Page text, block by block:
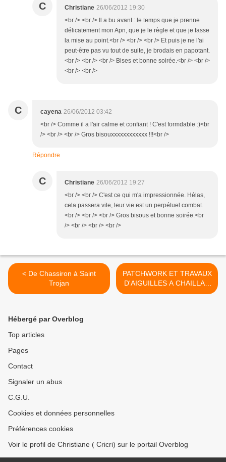
C Christiane 26/06/2012 19:30
<br /> <br /> Il a bu avant : le temps que je prenne
délicatement mon Apn, que je le règle et que je fasse
la mise au point.<br /> <br /> <br /> Et puis je ne l'ai
peut-être pas vu tout de suite, je brodais en papotant.
<br /> <br /> <br /> Bises et bonne soirée.<br /> <br />
<br /> <br />
C cayena 26/06/2012 03:42
<br /> Comme il a l'air calme et confiant ! C'est formdable :)<br
/> <br /> <br /> Gros bisouxxxxxxxxxxxx !!!<br />
Répondre
C Christiane 26/06/2012 19:27
<br /> <br /> C'est ce qui m'a impressionnée. Hélas,
cela passera vite, leur vie est un perpétuel combat.
<br /> <br /> <br /> Gros bisous et bonne soirée.<br
/> <br /> <br /> <br />
< De Chassiron à Saint
Trojan
PATCHWORK ET TRAVAUX
D'AIGUILLES A CHAILLAC
(36) >
Hébergé par Overblog
Top articles
Pages
Contact
Signaler un abus
C.G.U.
Cookies et données personnelles
Préférences cookies
Voir le profil de Christiane ( Cricri) sur le portail Overblog